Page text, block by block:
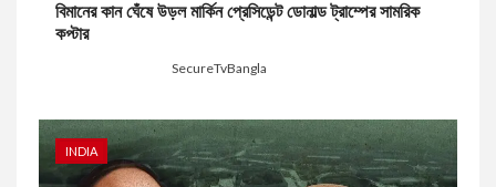
বিমানের কান ঘেঁষে উড়ল মার্কিন প্রেসিডেন্ট ডোনাল্ড ট্রাম্পের সামরিক
কপ্টার
SecureTvBangla
INDIA